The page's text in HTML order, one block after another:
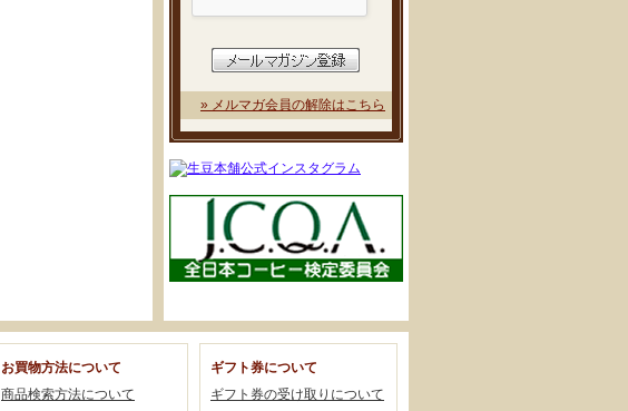
» メルマガ会員の解除はこちら
お買物方法について
商品検索方法について
ギフト券について
ギフト券の受け取りについて